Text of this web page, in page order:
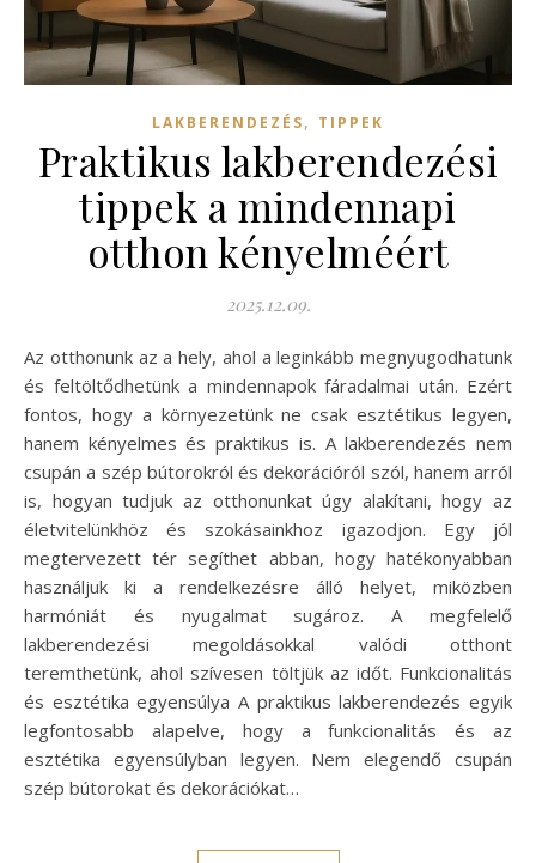
LAKBERENDEZÉS, TIPPEK
Praktikus lakberendezési
tippek a mindennapi
otthon kényelméért
2025.12.09.
Az otthonunk az a hely, ahol a leginkább megnyugodhatunk
és feltöltődhetünk a mindennapok fáradalmai után. Ezért
fontos, hogy a környezetünk ne csak esztétikus legyen,
hanem kényelmes és praktikus is. A lakberendezés nem
csupán a szép bútorokról és dekorációról szól, hanem arról
is, hogyan tudjuk az otthonunkat úgy alakítani, hogy az
életvitelünkhöz és szokásainkhoz igazodjon. Egy jól
megtervezett tér segíthet abban, hogy hatékonyabban
használjuk ki a rendelkezésre álló helyet, miközben
harmóniát és nyugalmat sugároz. A megfelelő
lakberendezési megoldásokkal valódi otthont
teremthetünk, ahol szívesen töltjük az időt. Funkcionalitás
és esztétika egyensúlya A praktikus lakberendezés egyik
legfontosabb alapelve, hogy a funkcionalitás és az
esztétika egyensúlyban legyen. Nem elegendő csupán
szép bútorokat és dekorációkat…